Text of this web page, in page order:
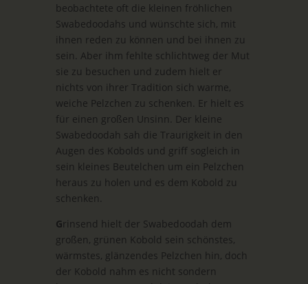
beobachtete oft die kleinen fröhlichen
Swabedoodahs und wünschte sich, mit
ihnen reden zu können und bei ihnen zu
sein. Aber ihm fehlte schlichtweg der Mut
sie zu besuchen und zudem hielt er
nichts von ihrer Tradition sich warme,
weiche Pelzchen zu schenken. Er hielt es
für einen großen Unsinn. Der kleine
Swabedoodah sah die Traurigkeit in den
Augen des Kobolds und griff sogleich in
sein kleines Beutelchen um ein Pelzchen
heraus zu holen und es dem Kobold zu
schenken.
Grinsend hielt der Swabedoodah dem
großen, grünen Kobold sein schönstes,
wärmstes, glänzendes Pelzchen hin, doch
der Kobold nahm es nicht sondern